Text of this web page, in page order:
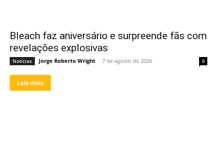
Bleach faz aniversário e surpreende fãs com
revelações explosivas
Notícias Jorge Roberto Wright - 7 de agosto de 2026 0
Leia mais